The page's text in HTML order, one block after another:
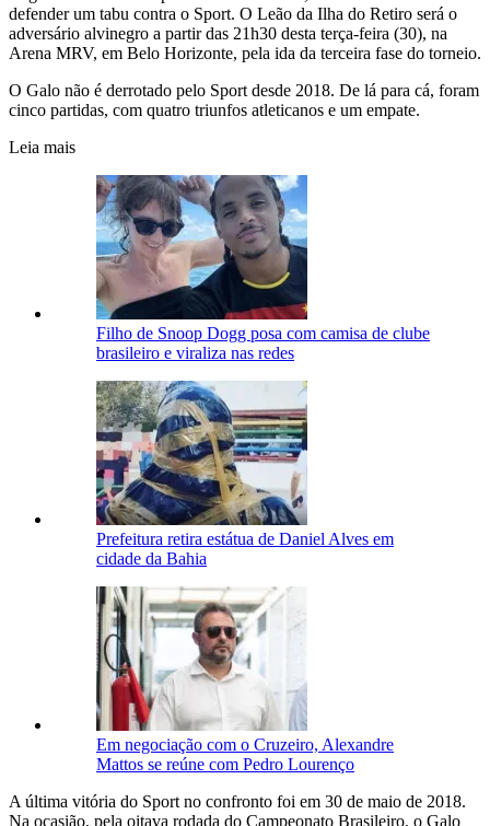
defender um tabu contra o Sport. O Leão da Ilha do Retiro será o
adversário alvinegro a partir das 21h30 desta terça-feira (30), na
Arena MRV, em Belo Horizonte, pela ida da terceira fase do torneio.
O Galo não é derrotado pelo Sport desde 2018. De lá para cá, foram
cinco partidas, com quatro triunfos atleticanos e um empate.
Leia mais
Filho de Snoop Dogg posa com camisa de clube
brasileiro e viraliza nas redes
Prefeitura retira estátua de Daniel Alves em
cidade da Bahia
Em negociação com o Cruzeiro, Alexandre
Mattos se reúne com Pedro Lourenço
A última vitória do Sport no confronto foi em 30 de maio de 2018.
Na ocasião, pela oitava rodada do Campeonato Brasileiro, o Galo